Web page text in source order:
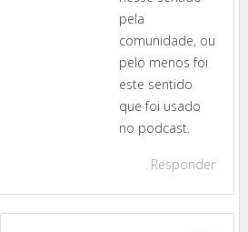
pela
comunidade, ou
pelo menos foi
este sentido
que foi usado
no podcast.
Responder